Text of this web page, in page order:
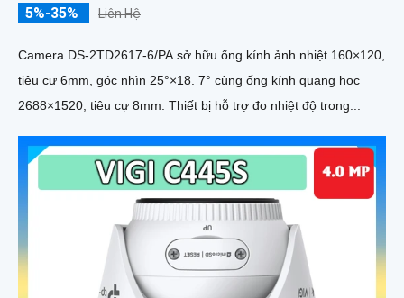
5%-35% Liên Hệ
Camera DS-2TD2617-6/PA sở hữu ống kính ảnh nhiệt 160×120,
tiêu cự 6mm, góc nhìn 25°×18. 7° cùng ống kính quang học
2688×1520, tiêu cự 8mm. Thiết bị hỗ trợ đo nhiệt độ trong...